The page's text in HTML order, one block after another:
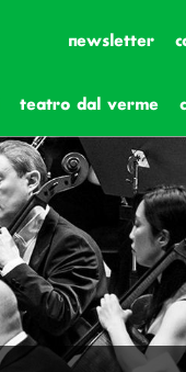
newsletter
teatro dal verme